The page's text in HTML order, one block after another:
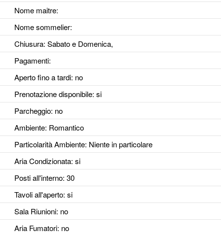
Nome maitre:
Nome sommelier:
Chiusura: Sabato e Domenica,
Pagamenti:
Aperto fino a tardi: no
Prenotazione disponibile: si
Parcheggio: no
Ambiente: Romantico
Particolarità Ambiente: Niente in particolare
Aria Condizionata: si
Posti all'interno: 30
Tavoli all'aperto: si
Sala Riunioni: no
Aria Fumatori: no